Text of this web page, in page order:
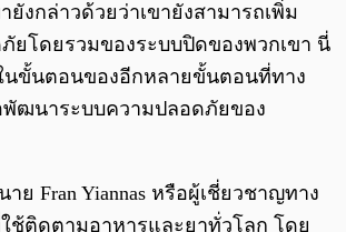
ยังกล่าวด้วยว่าเขายังสามารถเพิ่ม
ยโดยรวมของระบบปิดของพวกเขา นี่
นขั้นตอนของอีกหลายขั้นตอนที่ทาง
พัฒนาระบบความปลอดภัยของ
าย Fran Yiannas หรือผู้เชี่ยวชาญทาง
ช้ติดตามอาหารและยาทั่วโลก โดย